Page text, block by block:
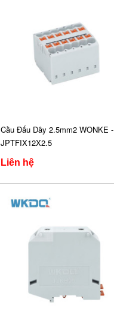
Cầu Đấu Dây 2.5mm2 WONKE -
JPTFIX12X2.5
Liên hệ